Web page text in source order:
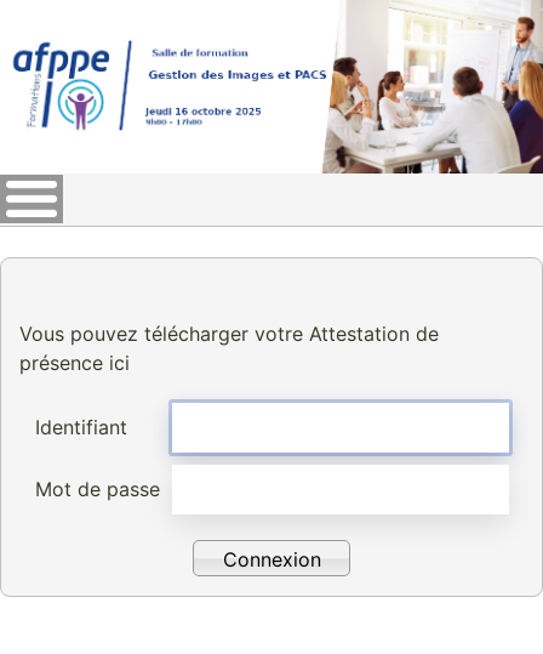
Vous pouvez télécharger votre Attestation de
présence ici
Identifiant
Mot de passe